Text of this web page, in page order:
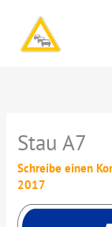
springen
Stau A7
Schreibe einen
2017